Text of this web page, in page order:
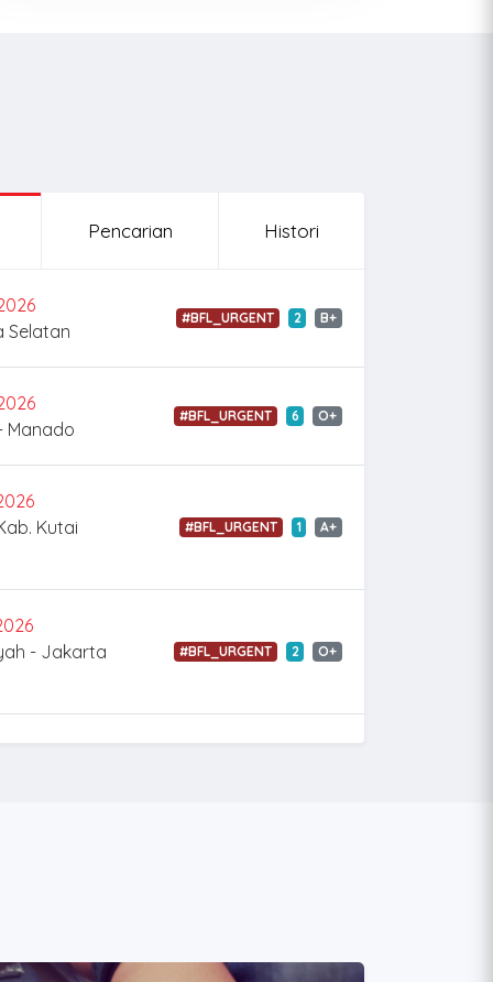
Pencarian Histori
Selatan
#BFL_URGENT 2 B+
Manado
#BFL_URGENT 6 O+
Kutai
#BFL_URGENT 1 A+
- Jakarta
#BFL_URGENT 2 O+
Manado
#BFL_URGENT 5 A+